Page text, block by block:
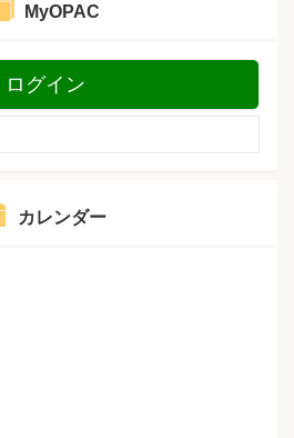
MyOPAC
ログイン
カレンダー